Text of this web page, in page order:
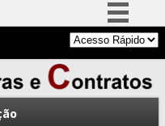
Simplifique!
Comunica BR
Participe
Acesso à informação